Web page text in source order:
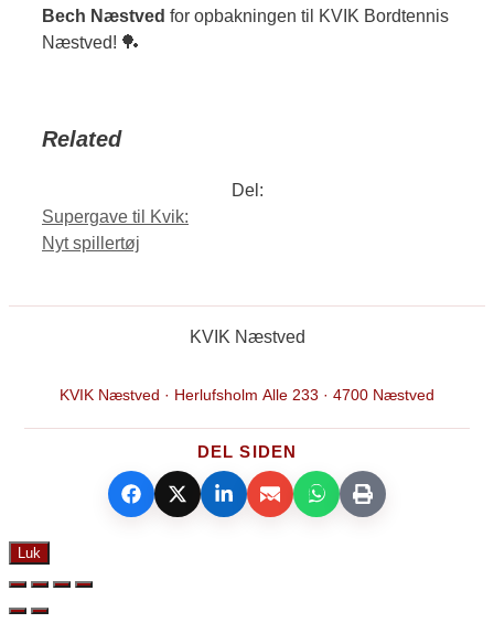
Bech Næstved for opbakningen til KVIK Bordtennis
Næstved! 🏓
Related
Del:
Supergave til Kvik:
Nyt spillertøj
KVIK Næstved
KVIK Næstved · Herlufsholm Alle 233 · 4700 Næstved
DEL SIDEN
Luk